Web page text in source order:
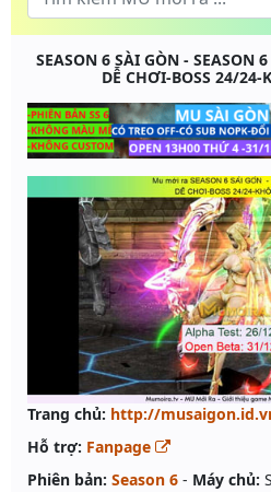
SEASON 6 SÀI GÒN - SEASON
DỄ CHƠI-BOSS 24/24-
Trang chủ: http://
Hỗ trợ: Fanpage
Phiên bản: Season 6 - Máy chủ: